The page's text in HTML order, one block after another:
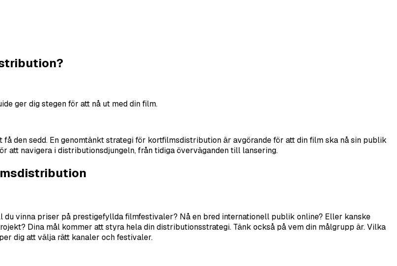
ger dig stegen för att nå ut med din film.
den sedd. En genomtänkt strategi för kortfilmsdistribution är avgörande för att din film ska nå sin publik
att navigera i distributionsdjungeln, från tidiga överväganden till lansering.
vinna priser på prestigefyllda filmfestivaler? Nå en bred internationell publik online? Eller kanske
Dina mål kommer att styra hela din distributionsstrategi. Tänk också på vem din målgrupp är. Vilka
dig att välja rätt kanaler och festivaler.